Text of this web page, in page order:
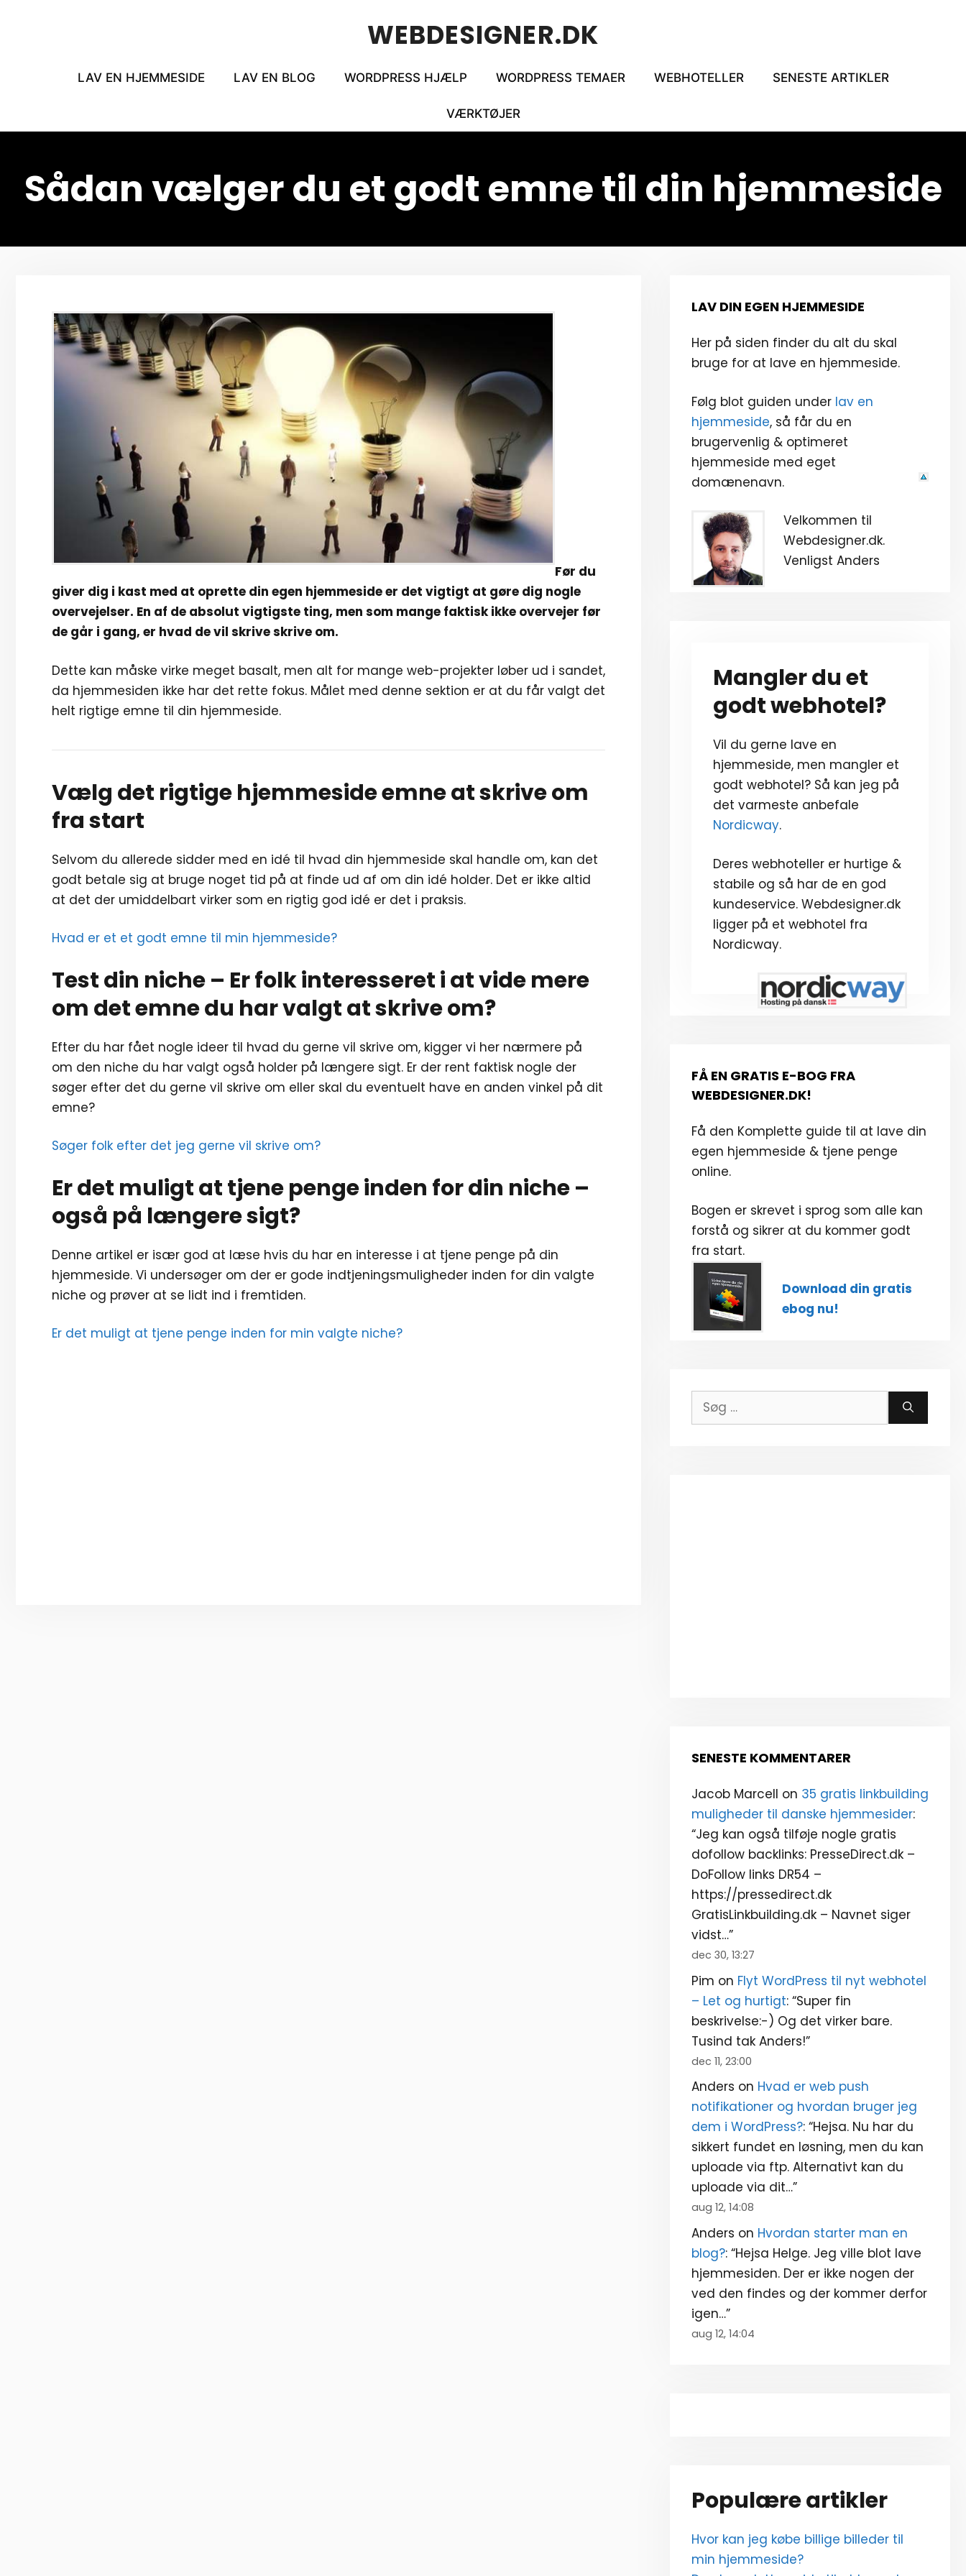
WEBDESIGNER.DK
LAV EN HJEMMESIDE LAV EN BLOG WORDPRESS HJÆLP WORDPRESS TEMAER WEBHOTELLER SENESTE ARTIKLER
VÆRKTØJER
Sådan vælger du et godt emne til din hjemmeside
Før du
giver dig i kast med at oprette din egen hjemmeside er det vigtigt at gøre dig nogle
overvejelser. En af de absolut vigtigste ting, men som mange faktisk ikke overvejer før
de går i gang, er hvad de vil skrive skrive om.
Dette kan måske virke meget basalt, men alt for mange web-projekter løber ud i sandet,
da hjemmesiden ikke har det rette fokus. Målet med denne sektion er at du får valgt det
helt rigtige emne til din hjemmeside.
Vælg det rigtige hjemmeside emne at skrive om
fra start
Selvom du allerede sidder med en idé til hvad din hjemmeside skal handle om, kan det
godt betale sig at bruge noget tid på at finde ud af om din idé holder. Det er ikke altid
at det der umiddelbart virker som en rigtig god idé er det i praksis.
Hvad er et et godt emne til min hjemmeside?
Test din niche – Er folk interesseret i at vide mere
om det emne du har valgt at skrive om?
Efter du har fået nogle ideer til hvad du gerne vil skrive om, kigger vi her nærmere på
om den niche du har valgt også holder på længere sigt. Er der rent faktisk nogle der
søger efter det du gerne vil skrive om eller skal du eventuelt have en anden vinkel på dit
emne?
Søger folk efter det jeg gerne vil skrive om?
Er det muligt at tjene penge inden for din niche –
også på længere sigt?
Denne artikel er især god at læse hvis du har en interesse i at tjene penge på din
hjemmeside. Vi undersøger om der er gode indtjeningsmuligheder inden for din valgte
niche og prøver at se lidt ind i fremtiden.
Er det muligt at tjene penge inden for min valgte niche?
LAV DIN EGEN HJEMMESIDE
Her på siden finder du alt du skal
bruge for at lave en hjemmeside.
Følg blot guiden under lav en
hjemmeside, så får du en
brugervenlig & optimeret
hjemmeside med eget
domænenavn.
Velkommen til
Webdesigner.dk.
Venligst Anders
Mangler du et
godt webhotel?
Vil du gerne lave en
hjemmeside, men mangler et
godt webhotel? Så kan jeg på
det varmeste anbefale
Nordicway.
Deres webhoteller er hurtige &
stabile og så har de en god
kundeservice. Webdesigner.dk
ligger på et webhotel fra
Nordicway.
FÅ EN GRATIS E-BOG FRA
WEBDESIGNER.DK!
Få den Komplette guide til at lave din
egen hjemmeside & tjene penge
online.
Bogen er skrevet i sprog som alle kan
forstå og sikrer at du kommer godt
fra start.
Download din gratis
ebog nu!
Søg
efter:
SENESTE KOMMENTARER
Jacob Marcell on 35 gratis linkbuilding
muligheder til danske hjemmesider:
“Jeg kan også tilføje nogle gratis
dofollow backlinks: PresseDirect.dk –
DoFollow links DR54 –
https://pressedirect.dk
GratisLinkbuilding.dk – Navnet siger
vidst…”
dec 30, 13:27
Pim on Flyt WordPress til nyt webhotel
– Let og hurtigt: “Super fin
beskrivelse:-) Og det virker bare.
Tusind tak Anders!”
dec 11, 23:00
Anders on Hvad er web push
notifikationer og hvordan bruger jeg
dem i WordPress?: “Hejsa. Nu har du
sikkert fundet en løsning, men du kan
uploade via ftp. Alternativt kan du
uploade via dit…”
aug 12, 14:08
Anders on Hvordan starter man en
blog?: “Hejsa Helge. Jeg ville blot lave
hjemmesiden. Der er ikke nogen der
ved den findes og der kommer derfor
igen…”
aug 12, 14:04
Populære artikler
Hvor kan jeg købe billige billeder til
min hjemmeside?